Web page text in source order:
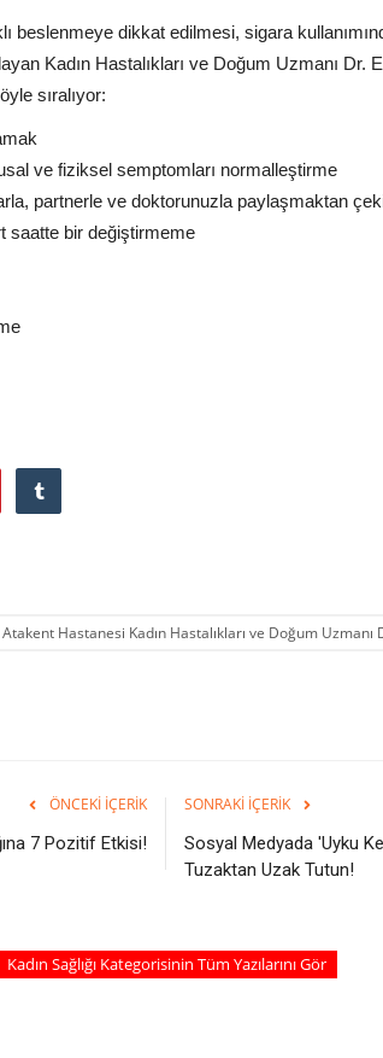
beslenmeye dikkat edilmesi, sigara
Kadın Hastalıkları ve Doğum Uzmanı Dr.
sıralıyor:
ve fiziksel semptomları normalleştirme
partnerle ve doktorunuzla paylaşmaktan
saatte bir değiştirmeme
Hastanesi Kadın Hastalıkları ve Doğum Uzmanı
ÖNCEKI İÇERIK
7 Pozitif Etkisi!
SONRAKI İÇERIK
Sosyal Medyada 'Uyku
Tuzaktan Uzak Tutun!
Kadın Sağlığı Kategorisinin Tüm Yazılarını Gör